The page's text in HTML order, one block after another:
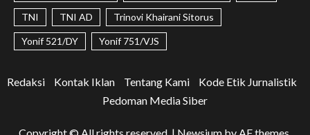
TNI TNI AD Trinovi Khairani Sitorus
Yonif 521/DY Yonif 751/VJS
Redaksi Kontak Iklan Tentang Kami
Kode Etik Jurnalistik
Pedoman Media Siber